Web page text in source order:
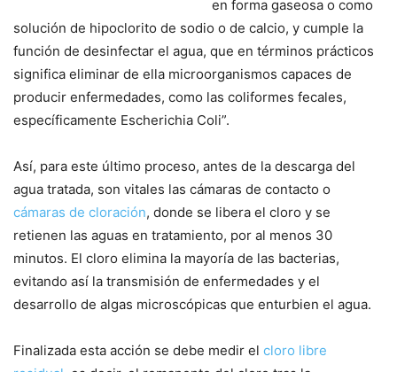
en forma gaseosa o como
solución de hipoclorito de sodio o de calcio, y cumple la
función de desinfectar el agua, que en términos prácticos
significa eliminar de ella microorganismos capaces de
producir enfermedades, como las coliformes fecales,
específicamente Escherichia Coli”.
Así, para este último proceso, antes de la descarga del
agua tratada, son vitales las cámaras de contacto o
cámaras de cloración, donde se libera el cloro y se
retienen las aguas en tratamiento, por al menos 30
minutos. El cloro elimina la mayoría de las bacterias,
evitando así la transmisión de enfermedades y el
desarrollo de algas microscópicas que enturbien el agua.
Finalizada esta acción se debe medir el cloro libre